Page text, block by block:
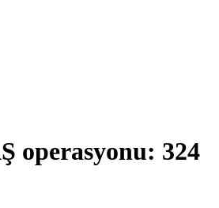
operasyonu: 324